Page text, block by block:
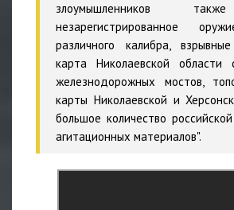
злоумышленников
незарегистрированное
различного калибра,
карта Николаевской области
железнодорожных мостов,
карты Николаевской и
большое количество
агитационных материалов".